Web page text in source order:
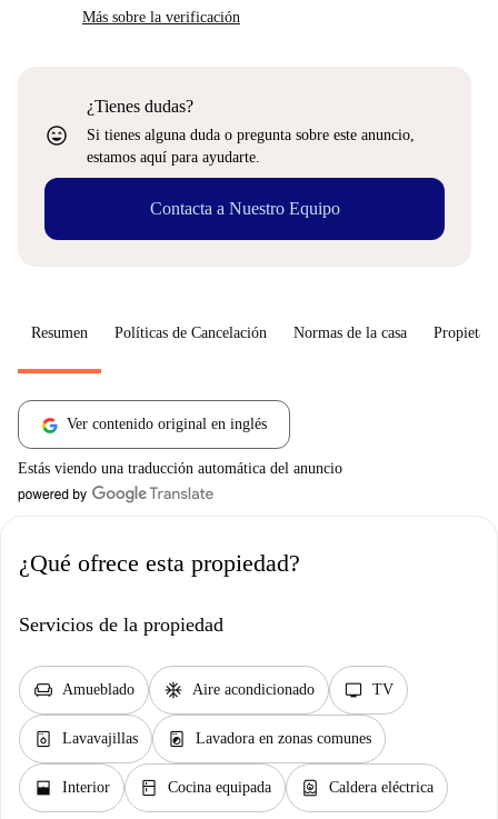
Más sobre la verificación
sentiment_very_satisfied
¿Tienes dudas?
Si tienes alguna duda o pregunta sobre este anuncio,
estamos aquí para ayudarte.
Contacta a Nuestro Equipo
Resumen Políticas de Cancelación Normas de la casa
Ver contenido original en inglés
Estás viendo una traducción automática del anuncio
¿Qué ofrece esta propiedad?
Servicios de la propiedad
chair Amueblado ac_unit Aire acondicionado tv TV
dishwasher_gen Lavavajillas local_laundry_service Lavadora en zonas comunes
window_open Interior kitchen Cocina equipada water_heater Caldera eléctrica